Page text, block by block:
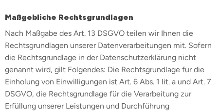
Maßgebliche Rechtsgrundlagen
Nach Maßgabe des Art. 13 DSGVO teilen wir Ihnen die
Rechtsgrundlagen unserer Datenverarbeitungen mit. Sofern
die Rechtsgrundlage in der Datenschutzerklärung nicht
genannt wird, gilt Folgendes: Die Rechtsgrundlage für die
Einholung von Einwilligungen ist Art. 6 Abs. 1 lit. a und Art. 7
DSGVO, die Rechtsgrundlage für die Verarbeitung zur
Erfüllung unserer Leistungen und Durchführung